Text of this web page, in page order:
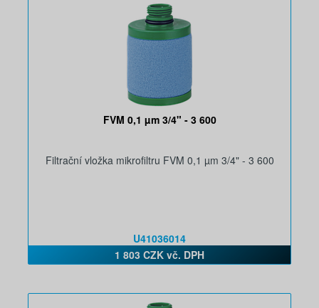
FVM 0,1 µm 3/4" - 3 600
Filtrační vložka mikrofiltru FVM 0,1 µm 3/4" - 3 600
U41036014
1 803 CZK vč. DPH